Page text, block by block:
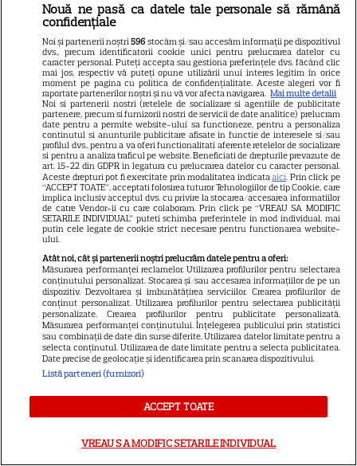
5
criminali după ce mănâncă
înghețată
11
VEDETE STRĂINE
„Povestea peștelui posac”,
aventura animată inspirată
dintr-un bestseller The New
York Times, ajunge în
cinematografe pe 7 august
16
NETFLIX
Robert De Niro, „Nosferatu” și
noile sezoane din „Outer
Banks” și „Un veac de
singurătate”
VEDETE STRĂINE
Inelelor” a fost nevoit să își
salariului mic: Câți bani a
Nouă ne pasă ca datele tale personale să rămână
confidențiale
Noi și partenerii noștri596 stocăm și/sau accesăm informații pe dispozitivul
dvs., precum identificatorii cookie unici pentru prelucrarea datelor cu
caracter personal. Puteți accepta sau gestiona preferințele dvs. făcând clic
mai jos, respectiv vă puteți opune utilizării unui interes legitim în orice
moment pe pagina cu politica de confidențialitate. Aceste alegeri vor fi
raportate partenerilor noștri și nu vă vor afecta navigarea. Mai multe detalii
Noi si partenerii nostri (retelele de socializare si agentiile de publicitate
partenere, precum si furnizorii nostri de servicii de date analitice) prelucram
date pentru a permite website-ului sa functioneze, pentru a personaliza
continutul si anunturile publicitare afisate in functie de interesele si/sau
profilul dvs., pentru a va oferi functionalitati aferente retelelor de socializare
si pentru a analiza traficul pe website. Beneficiati de drepturile prevazute de
art. 15-22 din GDPR in legatura cu prelucrarea datelor cu caracter personal.
Aceste drepturi pot fi exercitate prin modalitatea indicataaici. Prin click pe
“ACCEPT TOATE”, acceptati folosirea tuturor Tehnologiilor de tip Cookie, care
implica inclusiv acceptul dvs. cu privire la stocarea/accesarea informatiilor
de catre Vendor-ii cu care colaboram. Prin click pe “VREAU SA MODIFIC
SETARILE INDIVIDUAL” puteti schimba preferintele in mod individual, mai
putin cele legate de cookie strict necesare pentru functionarea website-
ului.
Atât noi, cât și partenerii noștri prelucrăm datele pentru a oferi:
Măsurarea performanței reclamelor. Utilizarea profilurilor pentru selectarea
conținutului personalizat. Stocarea și/sau accesarea informațiilor de pe un
dispozitiv. Dezvoltarea și îmbunătățirea serviciilor. Crearea profilurilor de
conținut personalizat. Utilizarea profilurilor pentru selectarea publicității
personalizate. Crearea profilurilor pentru publicitate personalizată.
Măsurarea performanței conținutului. Înțelegerea publicului prin statistici
sau combinații de date din surse diferite. Utilizarea datelor limitate pentru a
selecta conținutul. Utilizarea de date limitate pentru a selecta publicitatea.
Date precise de geolocație și identificarea prin scanarea dispozitivului.
Listă parteneri (furnizori)
ACCEPT TOATE
VREAU SA MODIFIC SETARILE INDIVIDUAL